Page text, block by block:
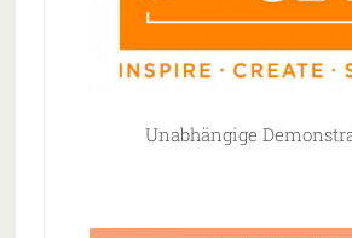
Unabhängige